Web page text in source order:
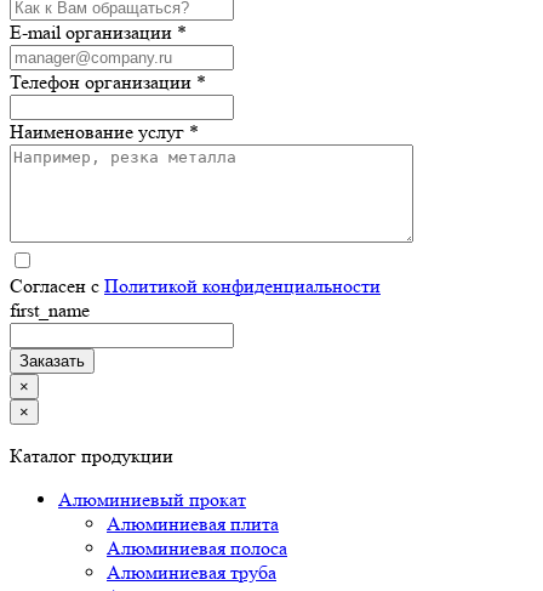
E-mail организации *
Телефон организации *
Наименование услуг *
Согласен с Политикой конфиденциальности
first_name
×
×
Каталог продукции
Алюминиевый прокат
Алюминиевая плита
Алюминиевая полоса
Алюминиевая труба